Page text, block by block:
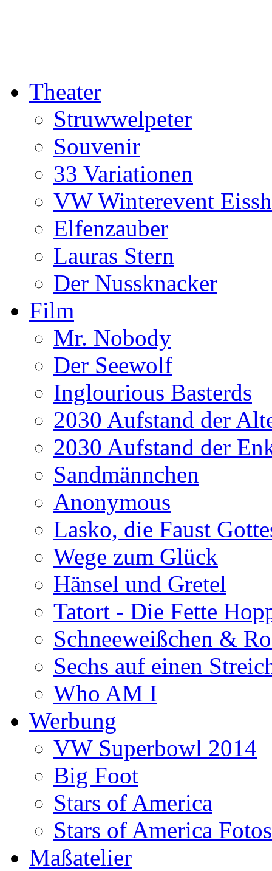
Theater
Struwwelpeter
Souvenir
33 Variationen
VW Winterevent
Elfenzauber
Lauras Stern
Der Nussknacker
Film
Mr. Nobody
Der Seewolf
Inglourious Basterds
2030 Aufstand der
2030 Aufstand der
Sandmännchen
Anonymous
Lasko, die Faust
Wege zum Glück
Hänsel und Gretel
Tatort - Die Fette
Schneeweißchen &
Sechs auf einen
Who AM I
Werbung
VW Superbowl 2014
Big Foot
Stars of America
Stars of America Fotos
Maßatelier